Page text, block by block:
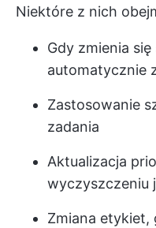
Niektóre z nich
Gdy zmienia
automatycznie
Zastosowanie
zadania
Aktualizacja
wyczyszczeniu
Zmiana etykiet,